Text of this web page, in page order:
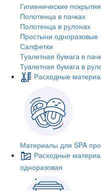
Гигиенические
Полотенца в пачках
Полотенца в рулонах
Простыни одноразовые
Салфетки
Туалетная бумага в
Туалетная бумага в
Расходные
Материалы для SPA
Расходные
одноразовая